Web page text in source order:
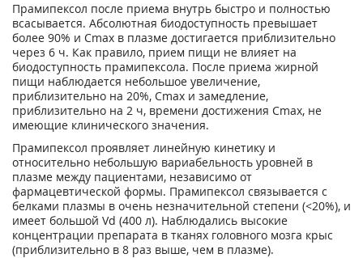
Прамипексол после приема внутрь быстро и полностью
всасывается. Абсолютная биодоступность превышает
более 90% и Cmax в плазме достигается приблизительно
через 6 ч. Как правило, прием пищи не влияет на
биодоступность прамипексола. После приема жирной
пищи наблюдается небольшое увеличение,
приблизительно на 20%, Cmax и замедление,
приблизительно на 2 ч, времени достижения Cmax, не
имеющие клинического значения.
Прамипексол проявляет линейную кинетику и
относительно небольшую вариабельность уровней в
плазме между пациентами, независимо от
фармацевтической формы. Прамипексол связывается с
белками плазмы в очень незначительной степени (<20%), и
имеет большой Vd (400 л). Наблюдались высокие
концентрации препарата в тканях головного мозга крыс
(приблизительно в 8 раз выше, чем в плазме).